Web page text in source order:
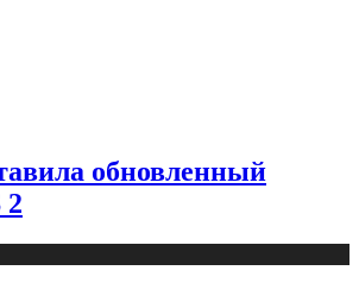
обновленный
2